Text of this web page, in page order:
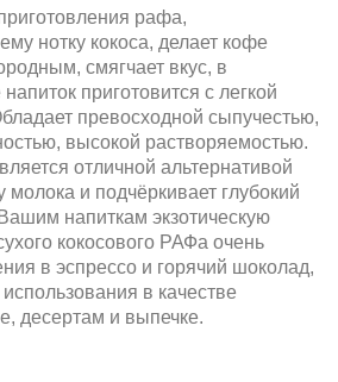
рафа,
нотку кокоса, делает кофе
смягчает вкус, в
приготовится с легкой
превосходной сыпучестью,
высокой растворяемостью.
отличной альтернативой
молока и подчёркивает глубокий
напиткам экзотическую
кокосового РАФа очень
в эспрессо и горячий шоколад,
в качестве
десертам и выпечке.
кофейных